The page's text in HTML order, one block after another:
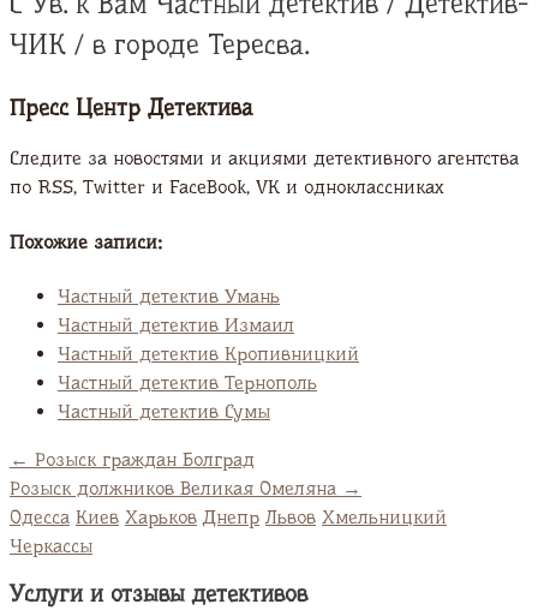
ЧИК / в городе Тересва.
Пресс Центр Детектива
Следите за новостями и акциями детективного агентства
по RSS, Twitter и FaсeBook, VK и одноклассниках
Похожие записи:
Частный детектив Умань
Частный детектив Измаил
Частный детектив Кропивницкий
Частный детектив Тернополь
Частный детектив Сумы
← Розыск граждан Болград
Розыск должников Великая Омеляна →
Одесса Киев Харьков Днепр Львов Хмельницкий
Черкассы
Услуги и отзывы детективов